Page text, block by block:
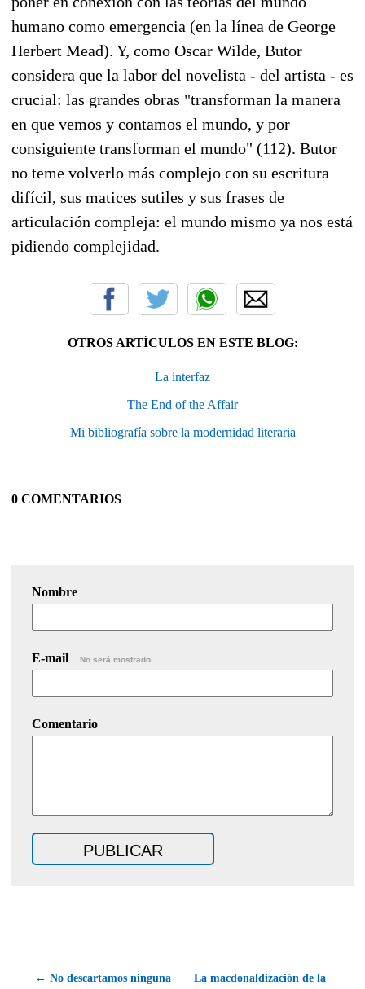
humano como emergencia (en la línea de George
Herbert Mead). Y, como Oscar Wilde, Butor
considera que la labor del novelista - del artista - es
crucial: las grandes obras "transforman la manera
en que vemos y contamos el mundo, y por
consiguiente transforman el mundo" (112). Butor
no teme volverlo más complejo con su escritura
difícil, sus matices sutiles y sus frases de
articulación compleja: el mundo mismo ya nos está
pidiendo complejidad.
OTROS ARTÍCULOS EN ESTE BLOG:
La interfaz
The End of the Affair
Mi bibliografía sobre la modernidad literaria
0 COMENTARIOS
Nombre
E-mail No será mostrado.
Comentario
← No descartamos ninguna La macdonaldización de la